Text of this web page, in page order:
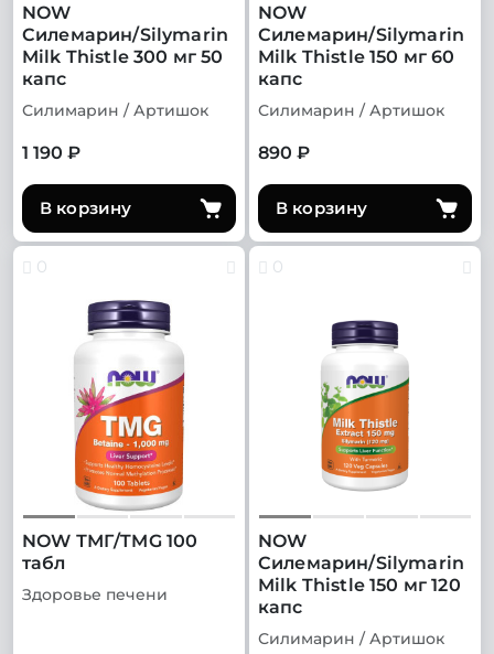
NOW
Силемарин/Silymarin
Milk Thistle 300 мг 50
капс
Силимарин / Артишок
1 190 ₽
В корзину
NOW
Силемарин/Silymarin
Milk Thistle 150 мг 60
капс
Силимарин / Артишок
890 ₽
В корзину
0
NOW ТМГ/TMG 100
табл
Здоровье печени
0
NOW
Силемарин/Silymarin
Milk Thistle 150 мг 120
капс
Силимарин / Артишок